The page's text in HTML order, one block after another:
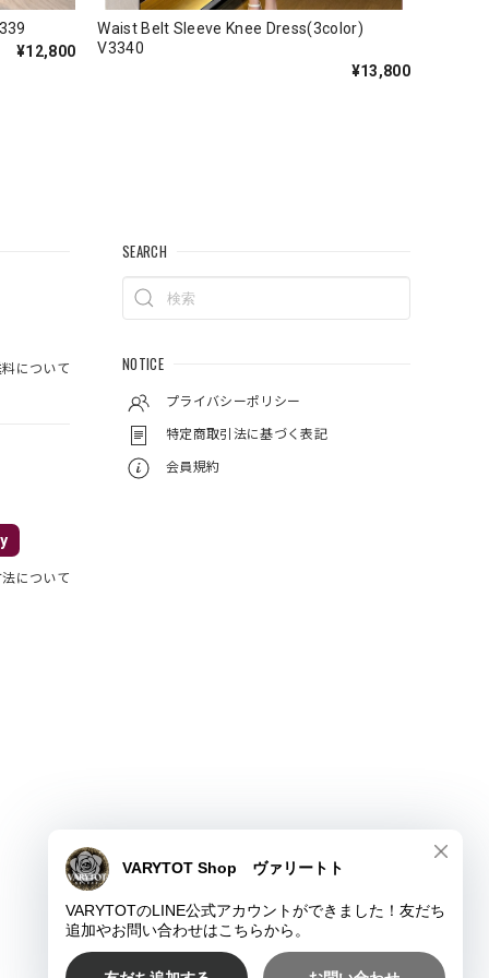
¥12,800
Waist Belt Sleeve Knee Dress(3color)
V3340
¥13,800
について
について
SEARCH
NOTICE
プライバシーポリシー
特定商取引法に基づく表記
会員規約